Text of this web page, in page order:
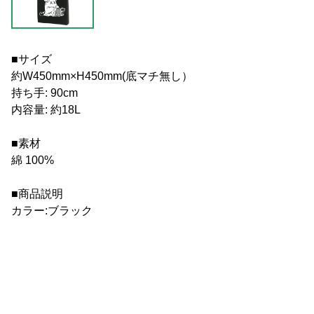
■サイズ
約W450mm×H450mm(底マチ無し）
持ち手: 90cm
内容量: 約18L
■素材
綿 100%
■商品説明
カラー:ブラック